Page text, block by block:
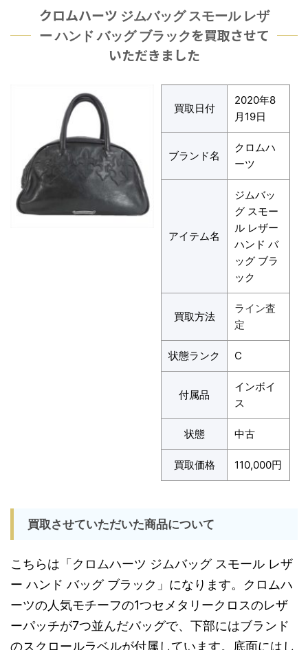
クロムハーツ ジムバッグ スモール レザ
ー ハンド バッグ ブラックを買取させて
いただきました
買取日付
2020年8
月19日
ブランド名
クロムハ
ーツ
アイテム名
ジムバッ
グ スモー
ル レザー
ハンド バ
ッグ ブラ
ック
買取方法
ライン査
定
状態ランク C
付属品
インボイ
ス
状態 中古
買取価格 110,000円
買取させていただいた商品について
こちらは「クロムハーツ ジムバッグ スモール レザ
ー ハンド バッグ ブラック」になります。クロムハ
ーツの人気モチーフの1つセメタリークロスのレザ
ーパッチが7つ並んだバッグで、下部にはブランド
のスクロールラベルが付属しています。底面にはし